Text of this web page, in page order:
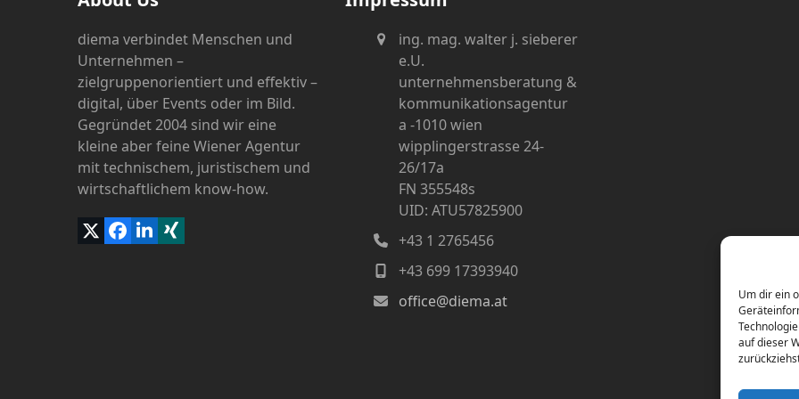
Um dir ein
auf dieser
diema verbindet Menschen und
Unternehmen –
zielgruppenorientiert und effektiv –
digital, über Events oder im Bild.
Gegründet 2004 sind wir eine
kleine aber feine Wiener Agentur
mit technischem, juristischem und
wirtschaftlichem know-how.
Twitter
Facebook
LinkedIn
Xing
ing. mag. walter j. sieberer
e.U.
unternehmensberatung &
kommunikationsagentur
a -1010 wien
wipplingerstrasse 24-
26/17a
FN 355548s
UID: ATU57825900
+43 1 2765456
+43 699 17393940
office@diema.at